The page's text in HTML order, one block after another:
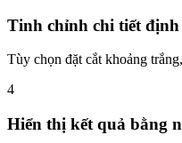
Tinh chỉnh chi tiết
Tùy chọn đặt cắt khoảng
4
Hiển thị kết quả bằng